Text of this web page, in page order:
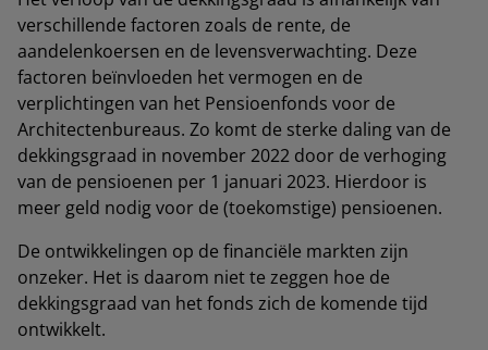
verschillende factoren zoals de rente, de
aandelenkoersen en de levensverwachting. Deze
factoren beïnvloeden het vermogen en de
verplichtingen van het Pensioenfonds voor de
Architectenbureaus. Zo komt de sterke daling van de
dekkingsgraad in november 2022 door de verhoging
van de pensioenen per 1 januari 2023. Hierdoor is
meer geld nodig voor de (toekomstige) pensioenen.
De ontwikkelingen op de financiële markten zijn
onzeker. Het is daarom niet te zeggen hoe de
dekkingsgraad van het fonds zich de komende tijd
ontwikkelt.